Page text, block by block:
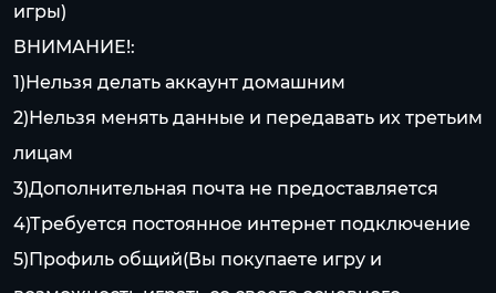
игры)
ВНИМАНИЕ!:
1)Нельзя делать аккаунт домашним
2)Нельзя менять данные и передавать их третьим
лицам
3)Дополнительная почта не предоставляется
4)Требуется постоянное интернет подключение
5)Профиль общий(Вы покупаете игру и